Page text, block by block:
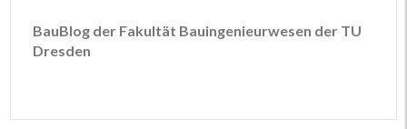
BauBlog der Fakultät Bauingenieurwesen der TU
Dresden